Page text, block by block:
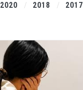
2020 2018 2017